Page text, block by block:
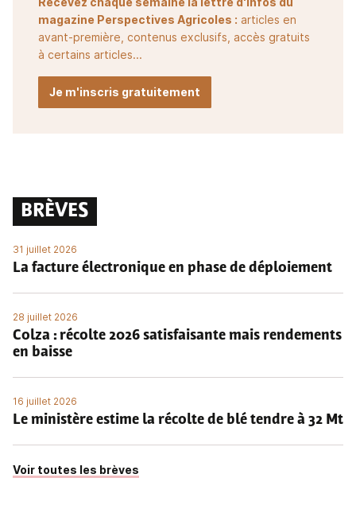
magazine Perspectives Agricoles : articles en
avant-première, contenus exclusifs, accès gratuits
à certains articles...
Je m'inscris gratuitement
BRÈVES
31 juillet 2026
La facture électronique en phase de déploiement
28 juillet 2026
Colza : récolte 2026 satisfaisante mais rendements
en baisse
16 juillet 2026
Le ministère estime la récolte de blé tendre à 32 Mt
Voir toutes les brèves